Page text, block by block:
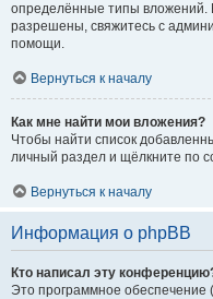
определённые типы вложений.
разрешены, свяжитесь с
помощи.
Вернуться к началу
Как мне найти мои вложения?
Чтобы найти список
личный раздел и щёлкните по
Вернуться к началу
Информация о phpBB
Кто написал эту
Это программное обеспечение